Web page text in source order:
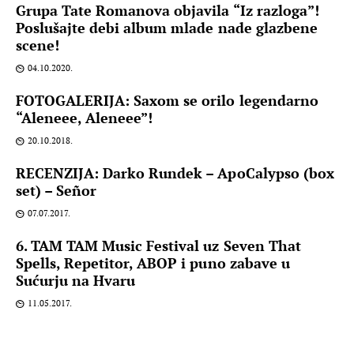
Grupa Tate Romanova objavila “Iz razloga”!
Poslušajte debi album mlade nade glazbene
scene!
04.10.2020.
FOTOGALERIJA: Saxom se orilo legendarno
“Aleneee, Aleneee”!
20.10.2018.
RECENZIJA: Darko Rundek – ApoCalypso (box
set) – Señor
07.07.2017.
6. TAM TAM Music Festival uz Seven That
Spells, Repetitor, ABOP i puno zabave u
Sućurju na Hvaru
11.05.2017.